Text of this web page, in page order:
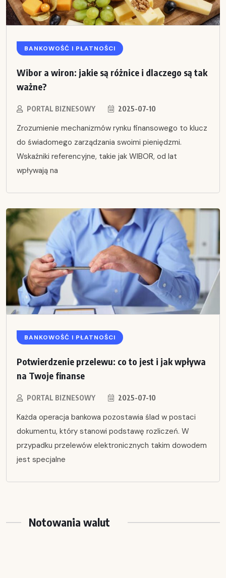
BANKOWOŚĆ I PŁATNOŚCI
Wibor a wiron: jakie są różnice i dlaczego są tak
ważne?
PORTAL BIZNESOWY 2025-07-10
Zrozumienie mechanizmów rynku finansowego to klucz
do świadomego zarządzania swoimi pieniędzmi.
Wskaźniki referencyjne, takie jak WIBOR, od lat
wpływają na
BANKOWOŚĆ I PŁATNOŚCI
Potwierdzenie przelewu: co to jest i jak wpływa
na Twoje finanse
PORTAL BIZNESOWY 2025-07-10
Każda operacja bankowa pozostawia ślad w postaci
dokumentu, który stanowi podstawę rozliczeń. W
przypadku przelewów elektronicznych takim dowodem
jest specjalne
Notowania walut